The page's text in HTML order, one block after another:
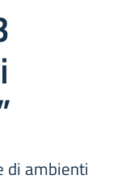
di ambienti